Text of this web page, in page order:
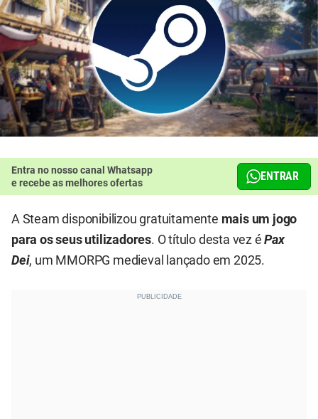
Entra no nosso canal Whatsapp
e recebe as melhores ofertas
ENTRAR
A Steam disponibilizou gratuitamente mais um jogo
para os seus utilizadores. O título desta vez éPax
Dei, um MMORPG medieval lançado em 2025.